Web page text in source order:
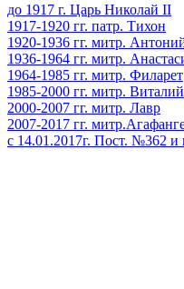
до 1917 г. Царь Николай II
1917-1920 гг. патр. Тихон
1920-1936 гг. митр.
1936-1964 гг. митр.
1964-1985 гг. митр. Филарет
1985-2000 гг. митр. Виталий
2000-2007 гг. митр. Лавр
2007-2017 гг.
с 14.01.2017г. Пост. №362 и